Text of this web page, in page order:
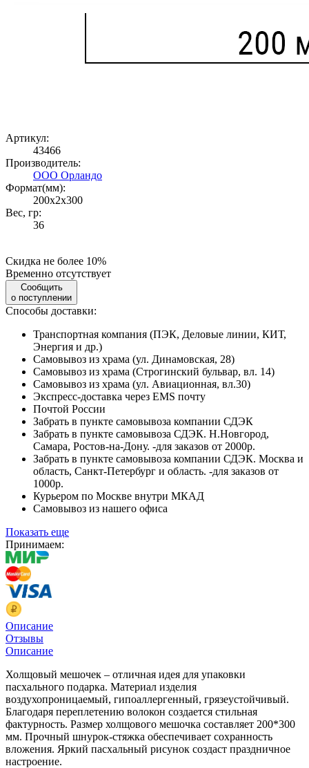
Артикул:
43466
Производитель:
ООО Орландо
Формат(мм):
200x2x300
Вес, гр:
36
Скидка не более 10%
Временно отсутствует
Сообщить
о поступлении
Способы доставки:
Транспортная компания (ПЭК, Деловые линии, КИТ,
Энергия и др.)
Самовывоз из храма (ул. Динамовская, 28)
Самовывоз из храма (Строгинский бульвар, вл. 14)
Самовывоз из храма (ул. Авиационная, вл.30)
Экспресс-доставка через EMS почту
Почтой России
Забрать в пункте самовывоза компании СДЭК
Забрать в пункте самовывоза СДЭК. Н.Новгород,
Самара, Ростов-на-Дону. -для заказов от 2000р.
Забрать в пункте самовывоза компании СДЭК. Москва и
область, Санкт-Петербург и область. -для заказов от
1000р.
Курьером по Москве внутри МКАД
Самовывоз из нашего офиса
Показать еще
Принимаем:
Описание
Отзывы
Описание
Холщовый мешочек – отличная идея для упаковки
пасхального подарка. Материал изделия
воздухопроницаемый, гипоаллергенный, грязеустойчивый.
Благодаря переплетению волокон создается стильная
фактурность. Размер холщового мешочка составляет 200*300
мм. Прочный шнурок-стяжка обеспечивает сохранность
вложения. Яркий пасхальный рисунок создаст праздничное
настроение.